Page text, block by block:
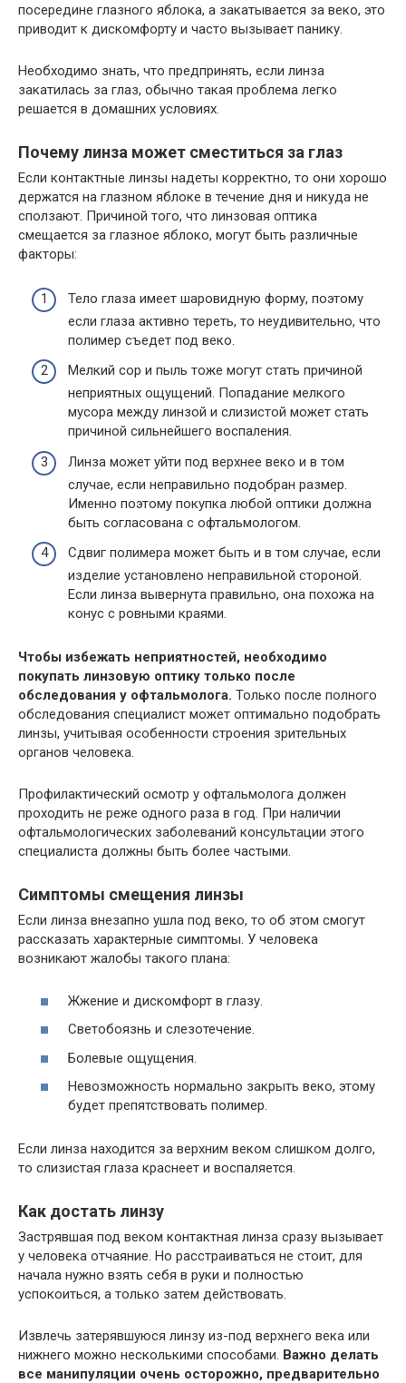
посередине глазного яблока, а закатывается за веко, это
приводит к дискомфорту и часто вызывает панику.
Необходимо знать, что предпринять, если линза
закатилась за глаз, обычно такая проблема легко
решается в домашних условиях.
Почему линза может сместиться за глаз
Если контактные линзы надеты корректно, то они хорошо
держатся на глазном яблоке в течение дня и никуда не
сползают. Причиной того, что линзовая оптика
смещается за глазное яблоко, могут быть различные
факторы:
Тело глаза имеет шаровидную форму, поэтому
если глаза активно тереть, то неудивительно, что
полимер съедет под веко.
Мелкий сор и пыль тоже могут стать причиной
неприятных ощущений. Попадание мелкого
мусора между линзой и слизистой может стать
причиной сильнейшего воспаления.
Линза может уйти под верхнее веко и в том
случае, если неправильно подобран размер.
Именно поэтому покупка любой оптики должна
быть согласована с офтальмологом.
Сдвиг полимера может быть и в том случае, если
изделие установлено неправильной стороной.
Если линза вывернута правильно, она похожа на
конус с ровными краями.
Чтобы избежать неприятностей, необходимо
покупать линзовую оптику только после
обследования у офтальмолога. Только после полного
обследования специалист может оптимально подобрать
линзы, учитывая особенности строения зрительных
органов человека.
Профилактический осмотр у офтальмолога должен
проходить не реже одного раза в год. При наличии
офтальмологических заболеваний консультации этого
специалиста должны быть более частыми.
Симптомы смещения линзы
Если линза внезапно ушла под веко, то об этом смогут
рассказать характерные симптомы. У человека
возникают жалобы такого плана:
Жжение и дискомфорт в глазу.
Светобоязнь и слезотечение.
Болевые ощущения.
Невозможность нормально закрыть веко, этому
будет препятствовать полимер.
Если линза находится за верхним веком слишком долго,
то слизистая глаза краснеет и воспаляется.
Как достать линзу
Застрявшая под веком контактная линза сразу вызывает
у человека отчаяние. Но расстраиваться не стоит, для
начала нужно взять себя в руки и полностью
успокоиться, а только затем действовать.
Извлечь затерявшуюся линзу из-под верхнего века или
нижнего можно несколькими способами. Важно делать
все манипуляции очень осторожно, предварительно